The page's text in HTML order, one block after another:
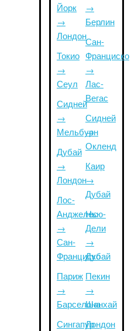
Йорк
→
Лондон
Токио
→
Сеул
Сидней
→
Мельбурн
Дубай
→
Лондон
Лос-
Анджелес
→
Сан-
Франциско
Париж
→
Барселона
Сингапур
→
Берлин
Сан-
Франциско
→
Лас-
Вегас
Сидней
→
Окленд
Каир
→
Дубай
Нью-
Дели
→
Дубай
Пекин
→
Шанхай
Лондон